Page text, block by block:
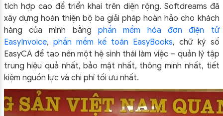
tích hợp cao để triển khai trên diện rộng. Softdreams đã
xây dựng hoàn thiện bộ ba giải pháp hoàn hảo cho khách
hàng của mình bằng phần mềm hóa đơn điện tử
EasyInvoice, phần mềm kế toán EasyBooks, chữ ký số
EasyCA để tạo nên một hệ sinh thái làm việc – quản lý tập
trung hiệu quả nhất, bảo mật nhất, thông minh nhất, tiết
kiệm nguồn lực và chi phí tối ưu nhất.